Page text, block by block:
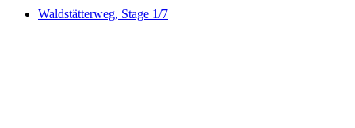
Waldstätterweg, Stage 1/7